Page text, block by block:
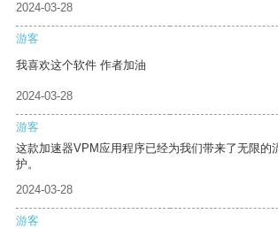
2024-03-28
游客
我喜欢这个软件 作者加油
2024-03-28
游客
这款加速器VPM应用程序已经为我们带来了无限的
护。
2024-03-28
游客